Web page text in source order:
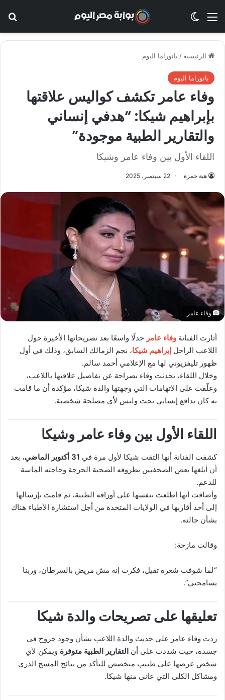
القائمة الوضع المظلم
الرئيسية / بانوراما اليوم
بانوراما اليوم
وفاء عامر تكشف كواليس علاقتها
بإبراهيم شيكا: “هدفي إنساني
والتقارير الطبية موجودة”
اللقاء الأول بين وفاء عامر وشيكا
هبة حمزة 22 سبتمبر، 2025
وفاء عامر
أثارت الفنانة وفاء عامر جدلًا واسعًا بعد تصريحاتها الأخيرة حول
اللاعب الراحل إبراهيم شيكا، نجم الزمالك السابق، وذلك في أول
ظهور تليفزيوني لها مع الإعلامي أحمد سالم.
وخلال اللقاء، تحدثت وفاء بصراحة عن تفاصيل علاقتها باللاعب،
وعلّقت على الاتهامات التي وجهتها والدة شيكا، مؤكدة أن ما قامت
به كان بدافع إنساني بحت وليس لأي مصلحة شخصية.
اللقاء الأول بين وفاء عامر وشيكا
كشفت الفنانة أنها التقت شيكا لأول مرة في 31 أكتوبر الماضي
، بعد
أن أبلغها بعض الصحفيين بظروفه الصحية الحرجة وحاجته الماسة
للدعم.
وأضافت أنها اطلعت بنفسها على أوراقه الطبية، ثم قامت بإرسالها
إلى أحد أقاربها في الولايات المتحدة من أجل استشارة الأطباء هناك
بشأن حالته.
وقالت مازحة:
“لما شوفت شعره تقيل، فكرت إنه مش مريض بالسرطان، وربنا
يسامحني”.
تعليقها على تصريحات والدة شيكا
ردت وفاء عامر على حديث والدة اللاعب بشأن وجود جروح في
جسده، حيث شددت على أن التقارير الطبية متوفرة ويمكن لأي
شخص عرضها على طبيب متخصص للتأكد من نتائج المسح الذري
ومشاكل الكلى التي عانى منها شيكا.